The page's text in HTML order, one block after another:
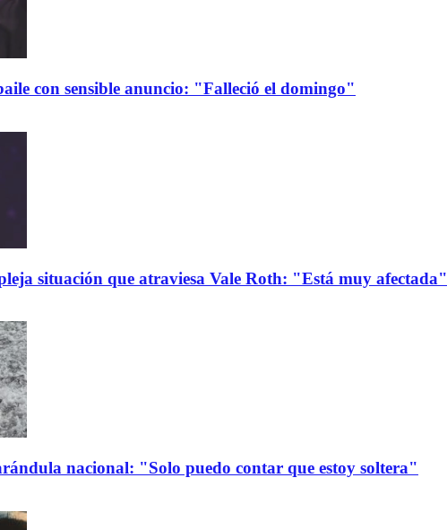
con sensible anuncio: "Falleció el domingo"
situación que atraviesa Vale Roth: "Está muy afectada"
nacional: "Solo puedo contar que estoy soltera"